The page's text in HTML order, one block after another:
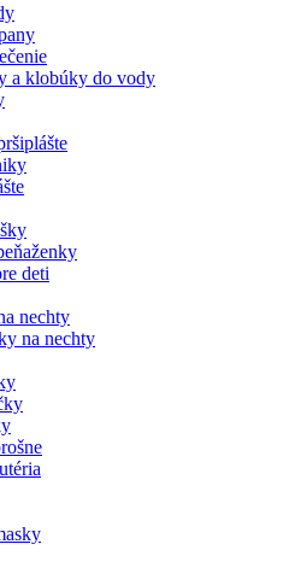
a klobúky do vody
deti
nechty
na nechty